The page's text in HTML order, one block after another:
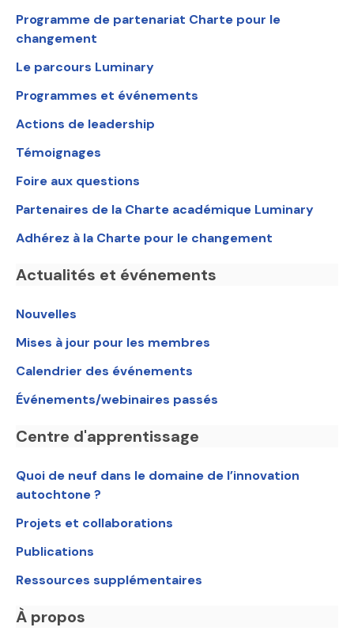
Programme de partenariat Charte pour le
changement
Le parcours Luminary
Programmes et événements
Actions de leadership
Témoignages
Foire aux questions
Partenaires de la Charte académique Luminary
Adhérez à la Charte pour le changement
Actualités et événements
Nouvelles
Mises à jour pour les membres
Calendrier des événements
Événements/webinaires passés
Centre d'apprentissage
Quoi de neuf dans le domaine de l’innovation
autochtone ?
Projets et collaborations
Publications
Ressources supplémentaires
À propos